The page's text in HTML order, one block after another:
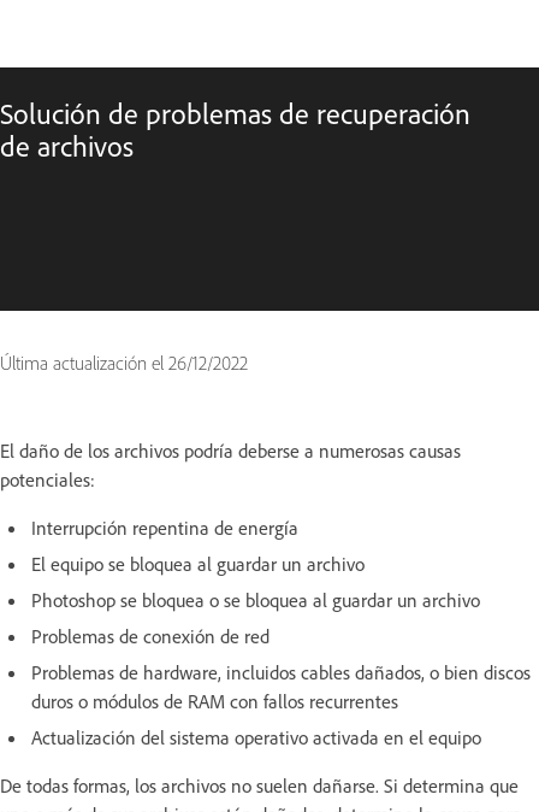
Solución de problemas de recuperación
de archivos
Última actualización el 26/12/2022
El daño de los archivos podría deberse a numerosas causas
potenciales:
Interrupción repentina de energía
El equipo se bloquea al guardar un archivo
Photoshop se bloquea o se bloquea al guardar un archivo
Problemas de conexión de red
Problemas de hardware, incluidos cables dañados, o bien discos
duros o módulos de RAM con fallos recurrentes
Actualización del sistema operativo activada en el equipo
De todas formas, los archivos no suelen dañarse. Si determina que